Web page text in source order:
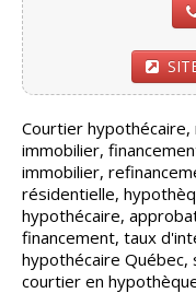
Courtier
immobilier,
immobilier,
résidentielle,
hypothécaire,
financement, taux
hypothécaire Québec,
courtier en